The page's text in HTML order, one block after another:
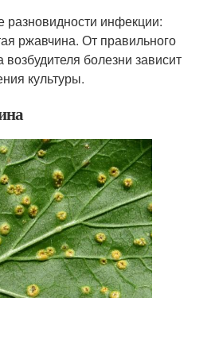
разновидности инфекции:
ржавчина. От правильного
болезни зависит
культуры.